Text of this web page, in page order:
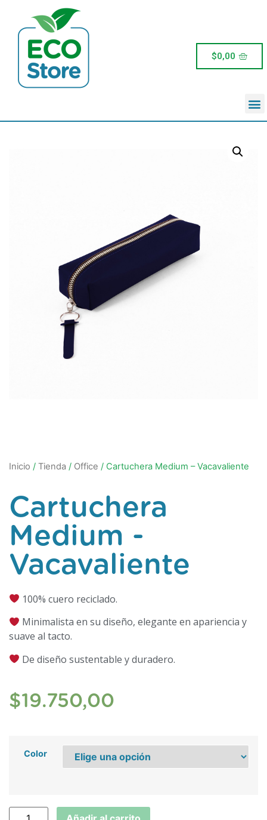
$0,00
Inicio / Tienda / Office / Cartuchera Medium – Vacavaliente
Cartuchera
Medium -
Vacavaliente
100% cuero reciclado.
Minimalista en su diseño, elegante en apariencia y
suave al tacto.
De diseño sustentable y duradero.
$19.750,00
Color